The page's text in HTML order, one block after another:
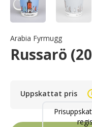
Arabia Fyrmugg
Russarö
Uppskattat pris